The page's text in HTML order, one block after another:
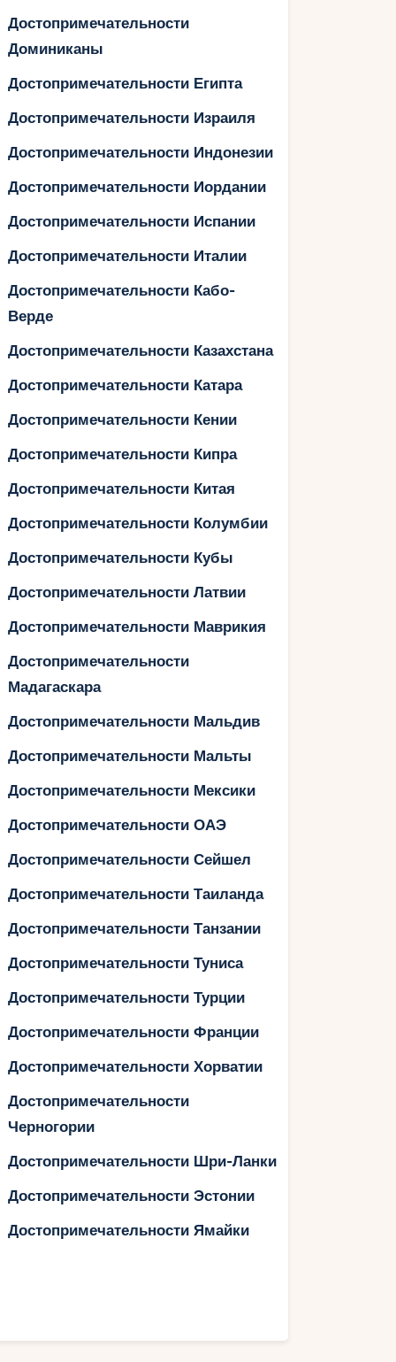
Достопримечательности
Доминиканы
Достопримечательности Египта
Достопримечательности Израиля
Достопримечательности Индонезии
Достопримечательности Иордании
Достопримечательности Испании
Достопримечательности Италии
Достопримечательности Кабо-
Верде
Достопримечательности Казахстана
Достопримечательности Катара
Достопримечательности Кении
Достопримечательности Кипра
Достопримечательности Китая
Достопримечательности Колумбии
Достопримечательности Кубы
Достопримечательности Латвии
Достопримечательности Маврикия
Достопримечательности
Мадагаскара
Достопримечательности Мальдив
Достопримечательности Мальты
Достопримечательности Мексики
Достопримечательности ОАЭ
Достопримечательности Сейшел
Достопримечательности Таиланда
Достопримечательности Танзании
Достопримечательности Туниса
Достопримечательности Турции
Достопримечательности Франции
Достопримечательности Хорватии
Достопримечательности
Черногории
Достопримечательности Шри-Ланки
Достопримечательности Эстонии
Достопримечательности Ямайки